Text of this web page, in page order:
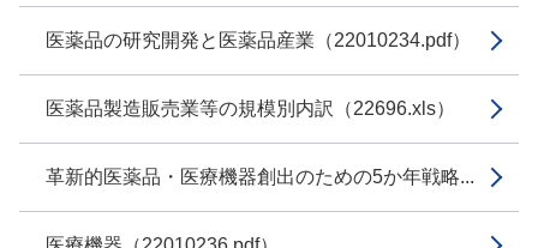
医薬品の研究開発と医薬品産業（22010234.pdf）
医薬品製造販売業等の規模別内訳（22696.xls）
革新的医薬品・医療機器創出のための5か年戦略...